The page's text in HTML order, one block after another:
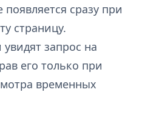
появляется сразу при
страницу.
запрос на
его только при
временных